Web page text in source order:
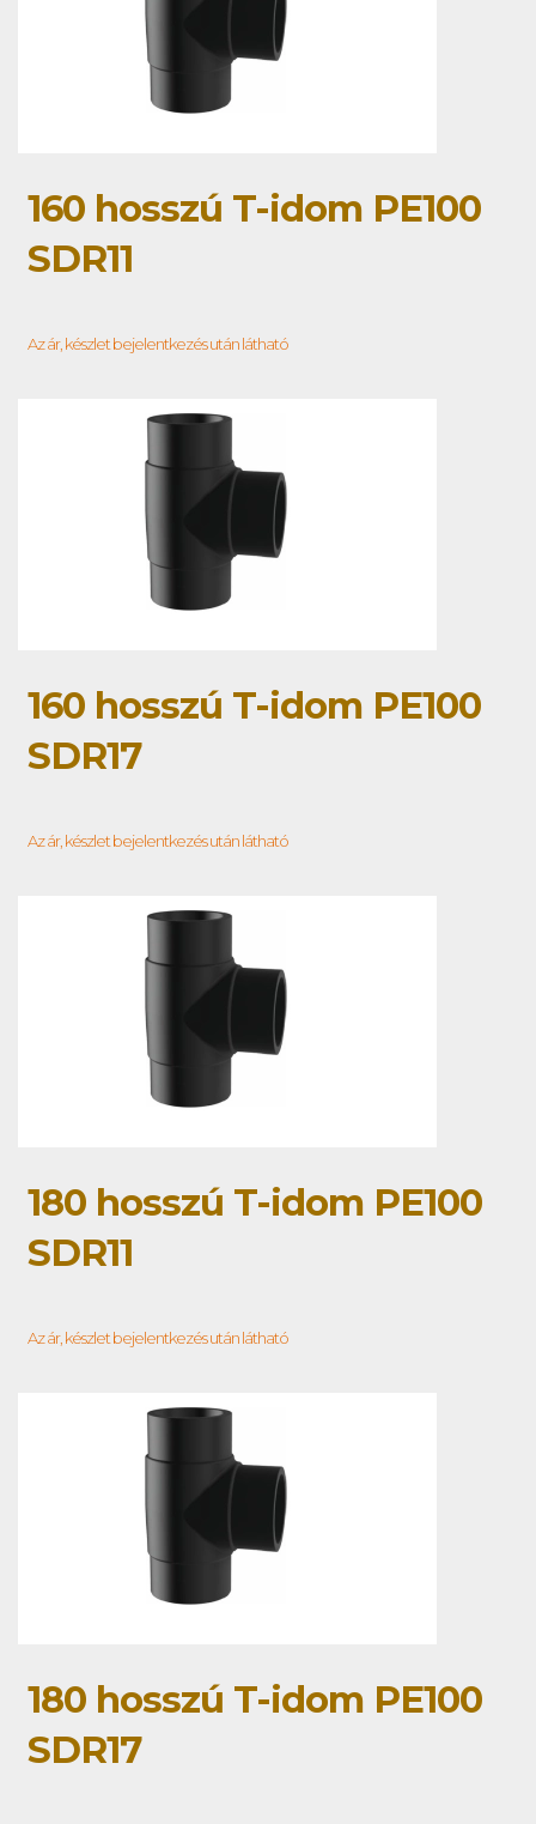
160 hosszú T-idom PE100
SDR11
Az ár, készlet bejelentkezés után látható
160 hosszú T-idom PE100
SDR17
Az ár, készlet bejelentkezés után látható
180 hosszú T-idom PE100
SDR11
Az ár, készlet bejelentkezés után látható
180 hosszú T-idom PE100
SDR17